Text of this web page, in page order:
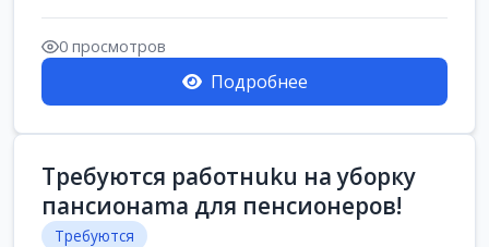
0 просмотров
Подробнее
Требуются работнuku на уборку
пансионama для пенсионеров!
Требуются